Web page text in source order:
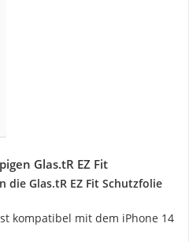
Glas.tR EZ Fit
die Glas.tR EZ Fit Schutzfolie
kompatibel mit dem iPhone 14